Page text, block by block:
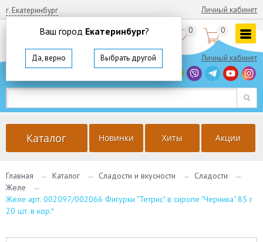
Личный кабинет
г. Екатеринбург
Ваш город Екатеринбург?
Да, верно Выбрать другой
0
 0
(800) 350 64 57
Личный кабинет
Ваш городЕкатеринбург?
Каталог Новинки Хиты Акции
Главная → Каталог → Сладости и вкусности → Сладости
→
Желе
→
Желе арт. 002097/002066 Фигурки "Тетрис" в сиропе "Черника" 85 г
20 шт. в кор.*